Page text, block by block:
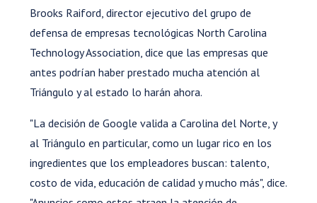
Brooks Raiford, director ejecutivo del grupo de
defensa de empresas tecnológicas North Carolina
Technology Association, dice que las empresas que
antes podrían haber prestado mucha atención al
Triángulo y al estado lo harán ahora.
"La decisión de Google valida a Carolina del Norte, y
al Triángulo en particular, como un lugar rico en los
ingredientes que los empleadores buscan: talento,
costo de vida, educación de calidad y mucho más", dice.